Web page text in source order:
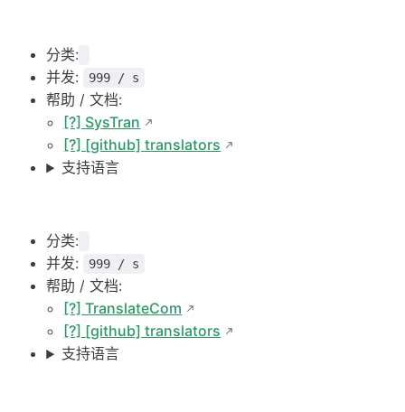
分类:
并发:
999 / s
帮助 / 文档:
[?] SysTran
[?] [github] translators
支持语言
分类:
并发:
999 / s
帮助 / 文档:
[?] TranslateCom
[?] [github] translators
支持语言